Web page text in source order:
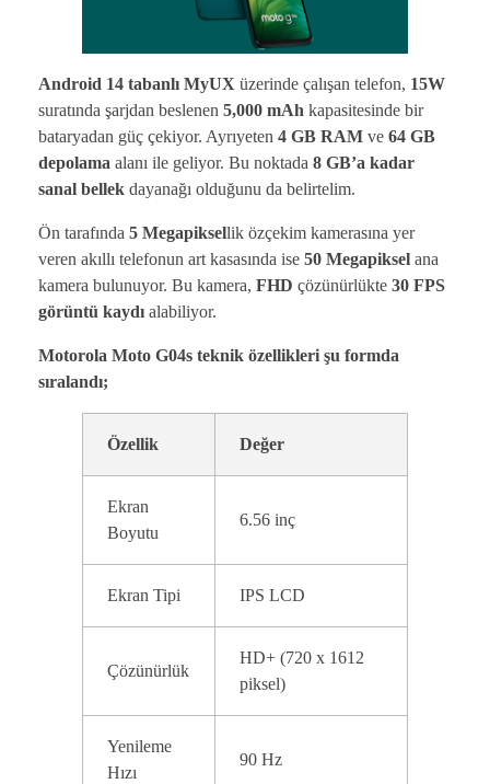
Android 14 tabanlı MyUX üzerinde çalışan telefon, 15W
suratında şarjdan beslenen 5,000 mAh kapasitesinde bir
bataryadan güç çekiyor. Ayrıyeten 4 GB RAM ve 64 GB
depolama alanı ile geliyor. Bu noktada 8 GB’a kadar
sanal bellek dayanağı olduğunu da belirtelim.
Ön tarafında 5 Megapiksellik özçekim kamerasına yer
veren akıllı telefonun art kasasında ise 50 Megapiksel ana
kamera bulunuyor. Bu kamera, FHD çözünürlükte 30 FPS
görüntü kaydı alabiliyor.
Motorola Moto G04s teknik özellikleri şu formda
sıralandı;
Özellik Değer
Ekran
Boyutu
6.56 inç
Ekran Tipi IPS LCD
Çözünürlük
HD+ (720 x 1612
piksel)
Yenileme
Hızı
90 Hz